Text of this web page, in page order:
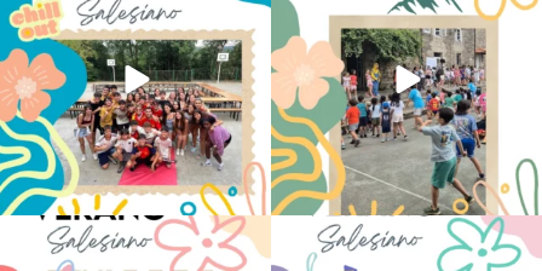
145 2 93 0
No hay verano sin que sea Salesiano ❤️
💫 en Luz 4
...
viviendo la alegría en el campamento
...